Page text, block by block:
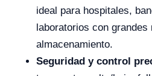
ideal para hospitales,
laboratorios con grandes
almacenamiento.
Seguridad y control